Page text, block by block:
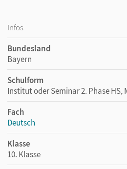
Infos
Bundesland
Bayern
Schulform
Institut oder Seminar 2. Phase HS,
Fach
Deutsch
Klasse
10. Klasse